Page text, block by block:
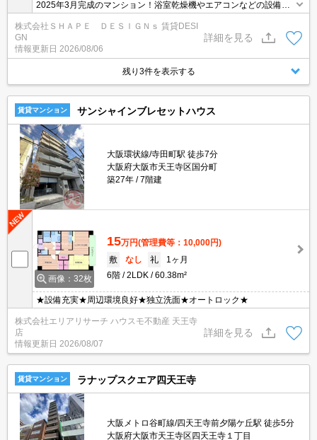
2025年3月完成のマンション！浴室乾燥機やエアコンなどの設備が
充実「Sunny Place」 JR大阪環状線の寺田町駅が徒歩1分！インタ
ーネットが無料で、月々の出費を抑えられます。
株式会社ＳＨＡＰＥ ＤＥＳＩＧＮｓ 賃貸DESI
GN
情報更新日 2026/08/06
詳細を見る
残り3件を表示する
賃貸マンション サンシャインブレセットハウス
大阪環状線/寺田町駅 徒歩7分
大阪府大阪市天王寺区国分町
築27年
7階建
画像：32枚
15万円(管理費等：10,000円)
敷
なし 礼
1ヶ月
6階
2LDK 60.38m²
★設備充実★周辺環境良好★独立洗面★オートロック★
株式会社エリアリサーチ ハウスモ不動産 天王寺
店
情報更新日 2026/08/07
詳細を見る
賃貸マンション ラナップスクエア四天王寺
大阪メトロ谷町線/四天王寺前夕陽ケ丘駅 徒歩5分
大阪府大阪市天王寺区四天王寺１丁目